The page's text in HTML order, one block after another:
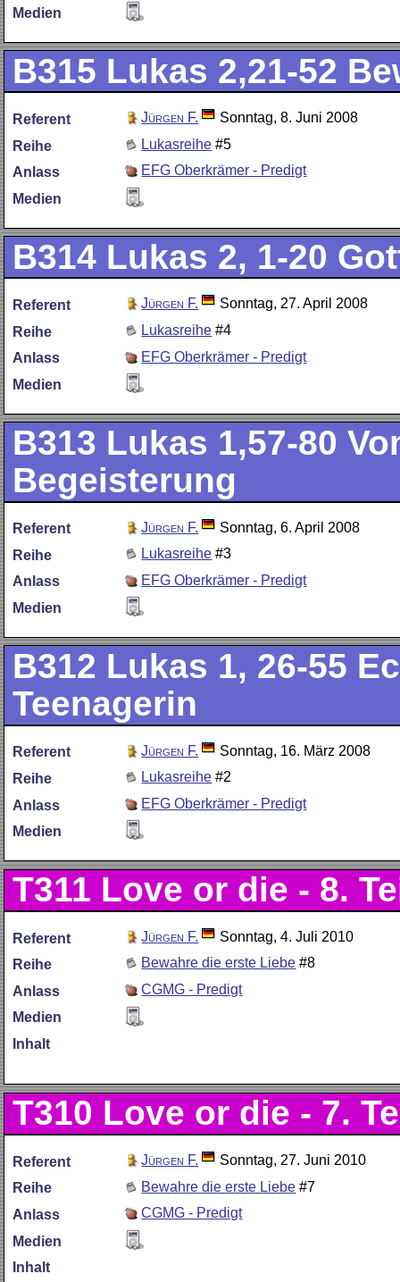
Medien
B315 Lukas 2,21-52
Referent Jürgen F.
Sonntag, 8. Juni 2008
Reihe
Lukasreihe #5
Anlass
EFG Oberkrämer - Predigt
Medien
B314 Lukas 2, 1-20
Referent Jürgen F.
Sonntag, 27. April 2008
Reihe
Lukasreihe #4
Anlass
EFG Oberkrämer - Predigt
Medien
B313 Lukas 1,57-80
Begeisterung
Referent Jürgen F.
Sonntag, 6. April 2008
Reihe
Lukasreihe #3
Anlass
EFG Oberkrämer - Predigt
Medien
B312 Lukas 1, 26-55
Teenagerin
Referent Jürgen F.
Sonntag, 16. März 2008
Reihe
Lukasreihe #2
Anlass
EFG Oberkrämer - Predigt
Medien
T311 Love or die - 8.
Referent Jürgen F.
Sonntag, 4. Juli 2010
Reihe
Bewahre die erste Liebe #8
Anlass
CGMG - Predigt
Medien
Inhalt
T310 Love or die - 7.
Referent Jürgen F.
Sonntag, 27. Juni 2010
Reihe
Bewahre die erste Liebe #7
Anlass
CGMG - Predigt
Medien
Inhalt